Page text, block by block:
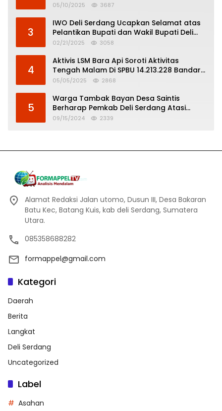
Pertanggungjawaban Politik
05/10/2025 3687
3
IWO Deli Serdang Ucapkan Selamat atas
Pelantikan Bupati dan Wakil Bupati Deli
Serdang
02/21/2025 3058
4
Aktivis LSM Bara Api Soroti Aktivitas
Tengah Malam Di SPBU 14.213.228 Bandar
Tinggi
05/05/2025 2868
5
Warga Tambak Bayan Desa Saintis
Berharap Pemkab Deli Serdang Atasi
Banjir
09/15/2024 2339
Alamat Redaksi Jalan utomo, Dusun III, Desa Bakaran
Batu Kec, Batang Kuis, kab deli Serdang, Sumatera
Utara.
085358688282
formappel@gmail.com
Kategori
Daerah
Berita
Langkat
Deli Serdang
Uncategorized
Label
Asahan